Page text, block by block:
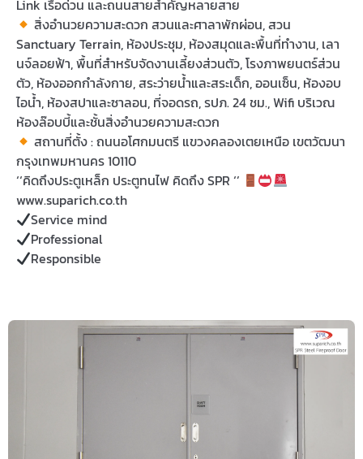
Link เรือด่วน และถนนสายสำคัญหลายสาย
สิ่งอำนวยความสะดวก สวนและศาลาพักผ่อน, สวน
Sanctuary Terrain, ห้องประชุม, ห้องสมุดและพื้นที่ทำงาน, เลา
นจ์ลอยฟ้า, พื้นที่สำหรับจัดงานเลี้ยงส่วนตัว, โรงภาพยนตร์ส่วน
ตัว, ห้องออกกำลังกาย, สระว่ายน้ำและสระเด็ก, ออนเซ็น, ห้องอบ
ไอน้ำ, ห้องสปาและซาลอน, ที่จอดรถ, รปภ. 24 ชม., Wifi บริเวณ
ห้องล๊อบบี้และชั้นสิ่งอำนวยความสะดวก
สถานที่ตั้ง : ถนนอโศกมนตรี แขวงคลองเตยเหนือ เขตวัฒนา
กรุงเทพมหานคร 10110
‘‘คิดถึงประตูเหล็ก ประตูทนไฟ คิดถึง SPR ‘’
www.suparich.co.th
Service mind
Professional
Responsible